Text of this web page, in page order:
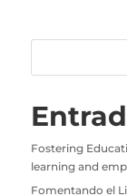
Fostering
learning and
Fomentando el